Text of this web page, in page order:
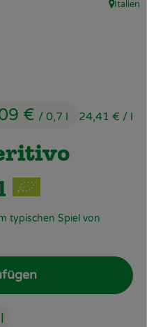
typischen Spiel von
€ / 0,7 l 24,41 € / l
,
Italien
zum Warenkorb